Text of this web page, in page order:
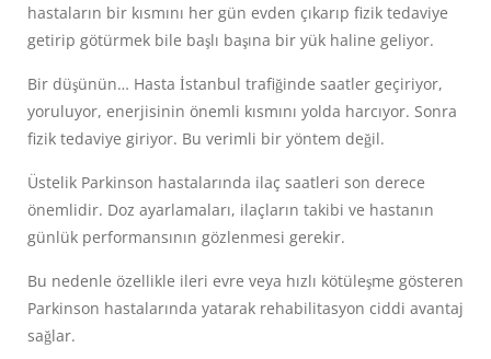
hastaların bir kısmını her gün evden çıkarıp fizik tedaviye
getirip götürmek bile başlı başına bir yük haline geliyor.
Bir düşünün… Hasta İstanbul trafiğinde saatler geçiriyor,
yoruluyor, enerjisinin önemli kısmını yolda harcıyor. Sonra
fizik tedaviye giriyor. Bu verimli bir yöntem değil.
Üstelik Parkinson hastalarında ilaç saatleri son derece
önemlidir. Doz ayarlamaları, ilaçların takibi ve hastanın
günlük performansının gözlenmesi gerekir.
Bu nedenle özellikle ileri evre veya hızlı kötüleşme gösteren
Parkinson hastalarında yatarak rehabilitasyon ciddi avantaj
sağlar.